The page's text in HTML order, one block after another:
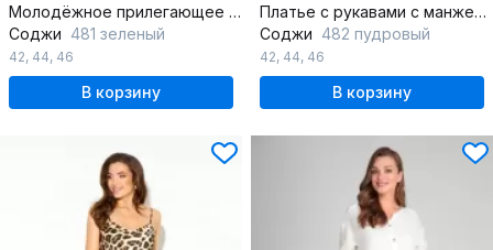
Молодёжное прилегающее платье из трикотажа с нагрудной вытачкой
Соджи 481 зеленый
42, 44, 46
В корзину
Платье с рукавами с манжетами и декоративной рюшей
Соджи 482 пудровый
42, 44, 46
В корзину